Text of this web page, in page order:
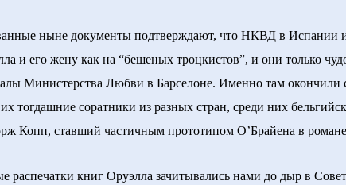
ныне документы подтверждают, что НКВД в Испании
и его жену как на “бешеных троцкистов”, и они только
Министерства Любви в Барселоне. Именно там окончили
тогдашние соратники из разных стран, среди них
Копп, ставший частичным прототипом О’Брайена в
книг Оруэлла зачитывались нами до дыр в